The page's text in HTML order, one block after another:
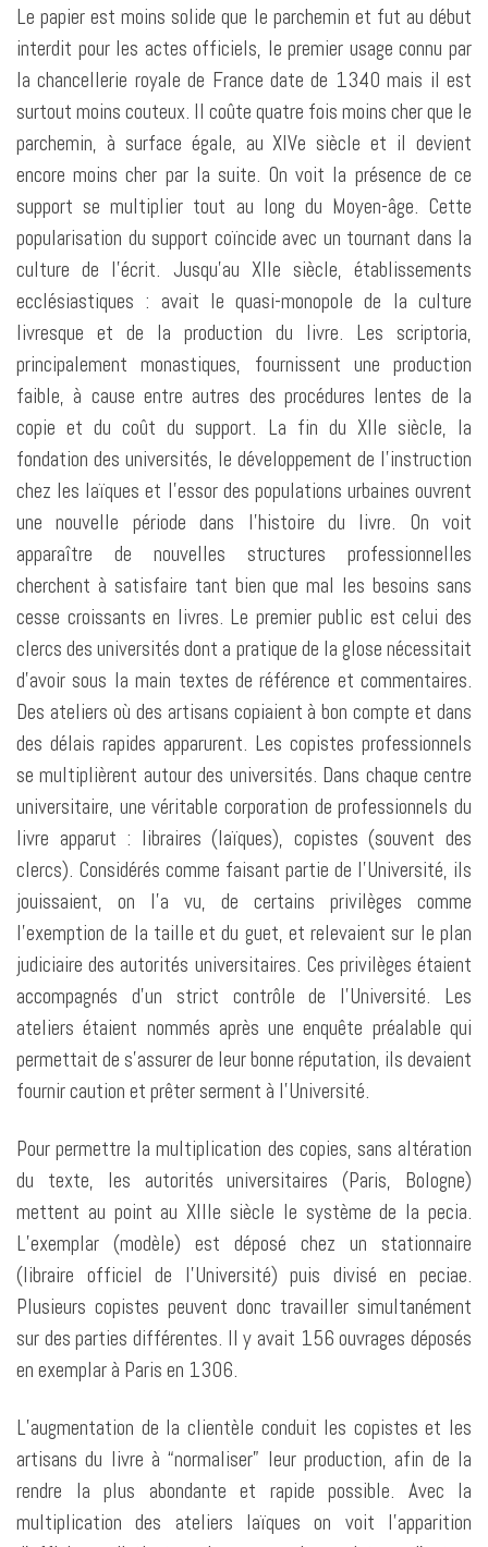
Le papier est moins solide que le parchemin et fut au début
interdit pour les actes officiels, le premier usage connu par
la chancellerie royale de France date de 1340 mais il est
surtout moins couteux. Il coûte quatre fois moins cher que le
parchemin, à surface égale, au XIVe siècle et il devient
encore moins cher par la suite. On voit la présence de ce
support se multiplier tout au long du Moyen-âge. Cette
popularisation du support coïncide avec un tournant dans la
culture de l’écrit. Jusqu’au XIIe siècle, établissements
ecclésiastiques : avait le quasi-monopole de la culture
livresque et de la production du livre. Les scriptoria,
principalement monastiques, fournissent une production
faible, à cause entre autres des procédures lentes de la
copie et du coût du support. La fin du XIIe siècle, la
fondation des universités, le développement de l’instruction
chez les laïques et l’essor des populations urbaines ouvrent
une nouvelle période dans l’histoire du livre. On voit
apparaître de nouvelles structures professionnelles
cherchent à satisfaire tant bien que mal les besoins sans
cesse croissants en livres. Le premier public est celui des
clercs des universités dont a pratique de la glose nécessitait
d’avoir sous la main textes de référence et commentaires.
Des ateliers où des artisans copiaient à bon compte et dans
des délais rapides apparurent. Les copistes professionnels
se multiplièrent autour des universités. Dans chaque centre
universitaire, une véritable corporation de professionnels du
livre apparut : libraires (laïques), copistes (souvent des
clercs). Considérés comme faisant partie de l’Université, ils
jouissaient, on l’a vu, de certains privilèges comme
l’exemption de la taille et du guet, et relevaient sur le plan
judiciaire des autorités universitaires. Ces privilèges étaient
accompagnés d’un strict contrôle de l’Université. Les
ateliers étaient nommés après une enquête préalable qui
permettait de s’assurer de leur bonne réputation, ils devaient
fournir caution et prêter serment à l’Université.
Pour permettre la multiplication des copies, sans altération
du texte, les autorités universitaires (Paris, Bologne)
mettent au point au XIIIe siècle le système de la pecia.
L’exemplar (modèle) est déposé chez un stationnaire
(libraire officiel de l’Université) puis divisé en peciae.
Plusieurs copistes peuvent donc travailler simultanément
sur des parties différentes. Il y avait 156 ouvrages déposés
en exemplar à Paris en 1306.
L’augmentation de la clientèle conduit les copistes et les
artisans du livre à “normaliser” leur production, afin de la
rendre la plus abondante et rapide possible. Avec la
multiplication des ateliers laïques on voit l’apparition